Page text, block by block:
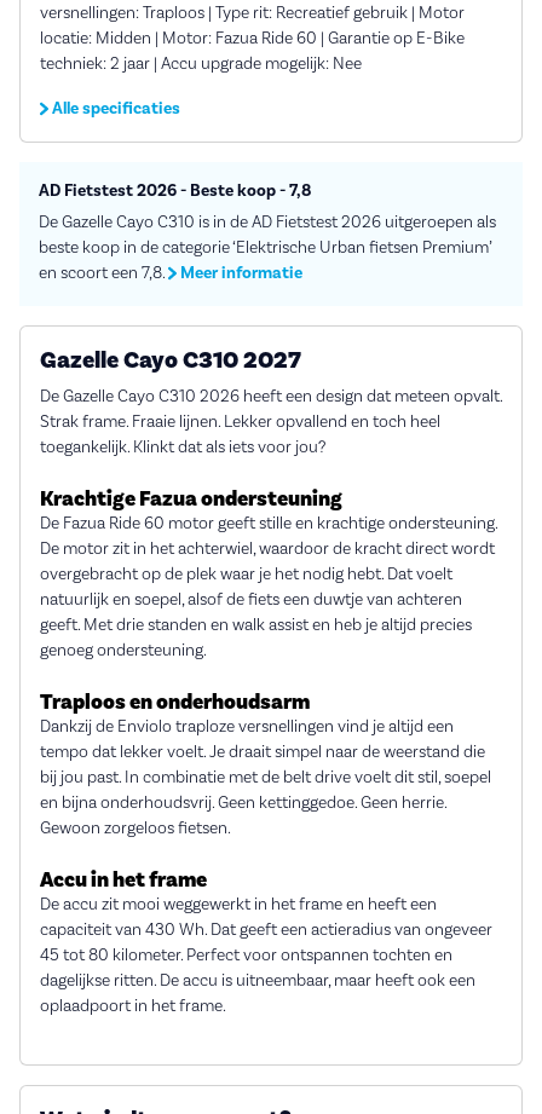
versnellingen: Traploos | Type rit: Recreatief gebruik | Motor
locatie: Midden | Motor: Fazua Ride 60 | Garantie op E-Bike
techniek: 2 jaar | Accu upgrade mogelijk: Nee
Alle specificaties
AD Fietstest 2026 - Beste koop - 7,8
De Gazelle Cayo C310 is in de AD Fietstest 2026 uitgeroepen als
beste koop in de categorie ‘Elektrische Urban fietsen Premium’
en scoort een 7,8.
Meer informatie
Gazelle Cayo C310 2027
De Gazelle Cayo C310 2026 heeft een design dat meteen opvalt.
Strak frame. Fraaie lijnen. Lekker opvallend en toch heel
toegankelijk. Klinkt dat als iets voor jou?
Krachtige Fazua ondersteuning
De Fazua Ride 60 motor geeft stille en krachtige ondersteuning.
De motor zit in het achterwiel, waardoor de kracht direct wordt
overgebracht op de plek waar je het nodig hebt. Dat voelt
natuurlijk en soepel, alsof de fiets een duwtje van achteren
geeft. Met drie standen en walk assist en heb je altijd precies
genoeg ondersteuning.
Traploos en onderhoudsarm
Dankzij de Enviolo traploze versnellingen vind je altijd een
tempo dat lekker voelt. Je draait simpel naar de weerstand die
bij jou past. In combinatie met de belt drive voelt dit stil, soepel
en bijna onderhoudsvrij. Geen kettinggedoe. Geen herrie.
Gewoon zorgeloos fietsen.
Accu in het frame
De accu zit mooi weggewerkt in het frame en heeft een
capaciteit van 430 Wh. Dat geeft een actieradius van ongeveer
45 tot 80 kilometer. Perfect voor ontspannen tochten en
dagelijkse ritten. De accu is uitneembaar, maar heeft ook een
oplaadpoort in het frame.